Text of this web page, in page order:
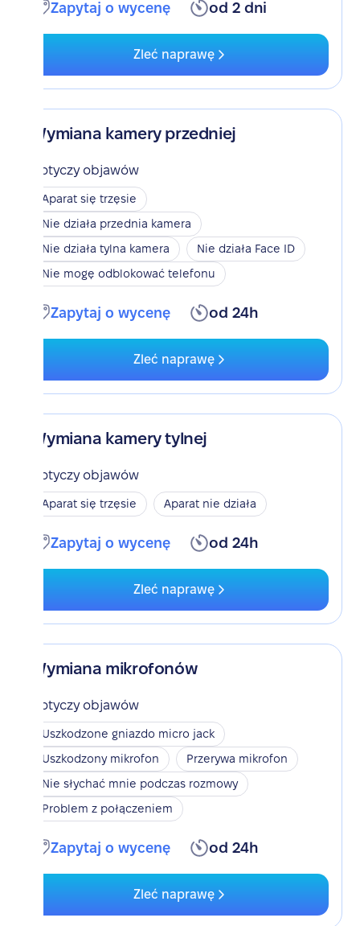
Zapytaj o wycenę od 2 dni
Zleć naprawę
Wymiana kamery przedniej
Dotyczy objawów
Aparat się trzęsie
Nie działa przednia kamera
Nie działa tylna kamera
Nie działa Face ID
Nie mogę odblokować telefonu
Zapytaj o wycenę od 24h
Zleć naprawę
Wymiana kamery tylnej
Dotyczy objawów
Aparat się trzęsie Aparat nie działa
Zapytaj o wycenę od 24h
Zleć naprawę
Wymiana mikrofonów
Dotyczy objawów
Uszkodzone gniazdo micro jack
Uszkodzony mikrofon
Przerywa mikrofon
Nie słychać mnie podczas rozmowy
Problem z połączeniem
Zapytaj o wycenę od 24h
Zleć naprawę